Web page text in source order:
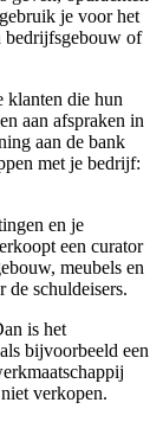
je voor het
bedrijfsgebouw of
klanten die hun
aan afspraken in
aan de bank
met je bedrijf:
en je
een curator
meubels en
de schuldeisers.
is het
bijvoorbeeld een
verkopen.